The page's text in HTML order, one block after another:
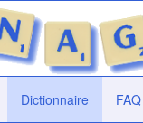
Dictionnaire FAQ